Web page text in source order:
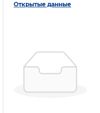
Открытые данные